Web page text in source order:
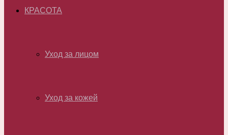
КРАСОТА
Уход за лицом
Уход за кожей